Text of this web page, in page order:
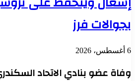
بجوالات فرز
6 أغسطس، 2026
وفاة عضو بنادي الاتحاد